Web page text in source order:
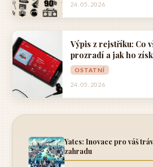
24. 05. 2026
Výpis z rejstříku: Co
prozradí a jak ho
OSTATNÍ
24. 05. 2026
Yates: Inovace pro váš
zahradu